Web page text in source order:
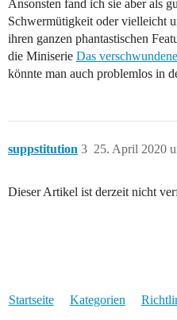
Ansonsten fand ich sie aber als
Schwermütigkeit oder vielleicht
ihren ganzen phantastischen
die Miniserie Das
könnte man auch problemlos in
suppstitution 25. April 2020
3
Dieser Artikel ist derzeit nicht
Startseite Kategorien